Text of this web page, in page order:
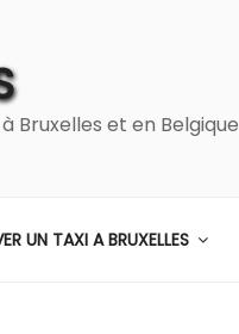
Bruxelles et en Belgique
UN TAXI A BRUXELLES